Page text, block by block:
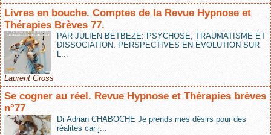
Livres en bouche. Comptes de la Revue Hypnose et
Thérapies Brèves 77.
PAR JULIEN BETBEZE: PSYCHOSE, TRAUMATISME ET
DISSOCIATION. PERSPECTIVES EN ÉVOLUTION SUR
L...
Laurent Gross
Se cogner au réel. Revue Hypnose et Thérapies brèves
n°77
Dr Adrian CHABOCHE Je prends mes désirs pour des
réalités car j...